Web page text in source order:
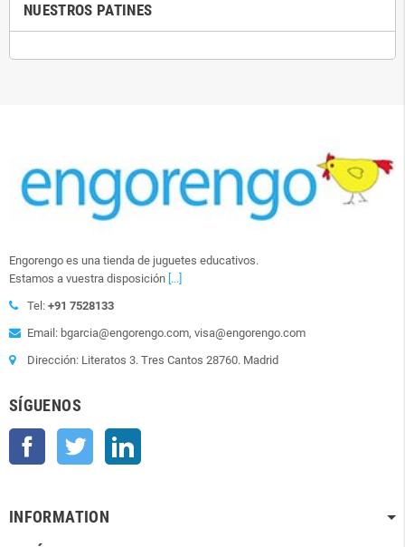
NUESTROS PATINES
Engorengo es una tienda de juguetes educativos.
Estamos a vuestra disposición [...]
Tel: +91 7528133
Email: bgarcia@engorengo.com, visa@engorengo.com
Dirección: Literatos 3. Tres Cantos 28760. Madrid
SÍGUENOS
Facebook Twitter
INFORMATION